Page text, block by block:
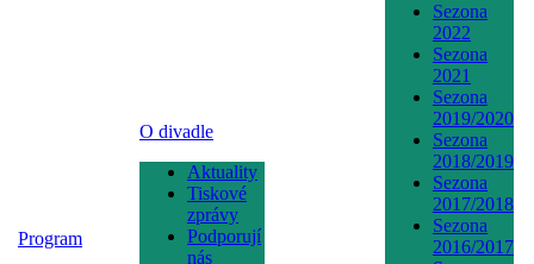
Program
O divadle
Aktuality
Tiskové
zprávy
Podporují
nás
Sezona
2022
Sezona
2021
Sezona
2019/2020
Sezona
2018/2019
Sezona
2017/2018
Sezona
2016/2017